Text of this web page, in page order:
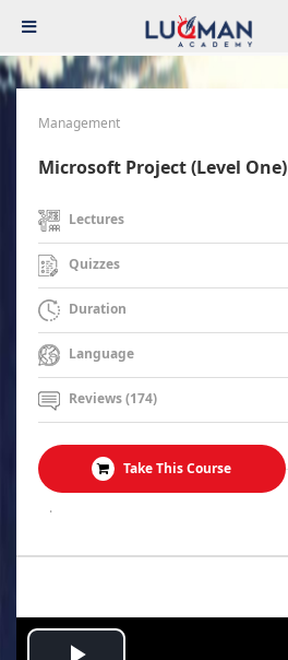
Management
Microsoft Project (Level One)
Lectures
Quizzes
Duration
Language
Reviews (174)
Take This Course
.